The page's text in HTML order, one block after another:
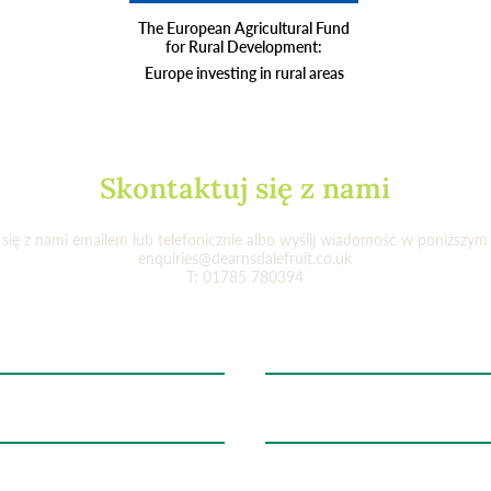
The European Agricultural Fund
for Rural Development:
Europe investing in rural areas
Skontaktuj się z nami
z nami emailem lub telefonicznie albo wyślij wiadomość w
enquiries@dearnsdalefruit.co.uk
T: 01785 780394